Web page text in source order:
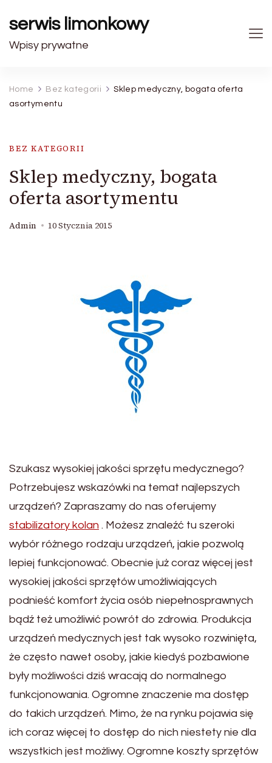
serwis limonkowy
Wpisy prywatne
Home Bez kategorii
Sklep medyczny, bogata oferta
asortymentu
BEZ KATEGORII
Sklep medyczny, bogata
oferta asortymentu
Admin 10 Stycznia 2015
Szukasz wysokiej jakości sprzętu medycznego?
Potrzebujesz wskazówki na temat najlepszych
urządzeń? Zapraszamy do nas oferujemy
stabilizatory kolan . Możesz znaleźć tu szeroki
wybór różnego rodzaju urządzeń, jakie pozwolą
lepiej funkcjonować. Obecnie już coraz więcej jest
wysokiej jakości sprzętów umożliwiających
podnieść komfort życia osób niepełnosprawnych
bądź też umożliwić powrót do zdrowia. Produkcja
urządzeń medycznych jest tak wysoko rozwinięta,
że często nawet osoby, jakie kiedyś pozbawione
były możliwości dziś wracają do normalnego
funkcjonowania. Ogromne znaczenie ma dostęp
do takich urządzeń. Mimo, że na rynku pojawia się
ich coraz więcej to dostęp do nich niestety nie dla
wszystkich jest możliwy. Ogromne koszty sprzętów